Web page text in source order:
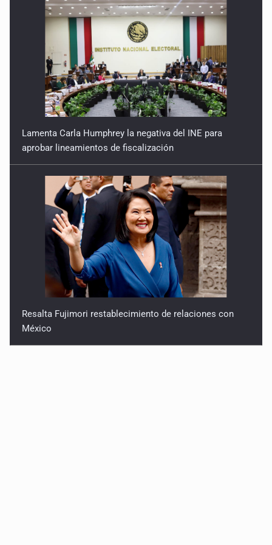
Lamenta Carla Humphrey la negativa del INE para
aprobar lineamientos de fiscalización
Resalta Fujimori restablecimiento de relaciones con
México